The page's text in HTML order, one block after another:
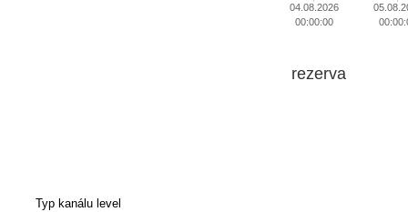
04.08.2026
00:00:00
Typ kanálu level
rezerva